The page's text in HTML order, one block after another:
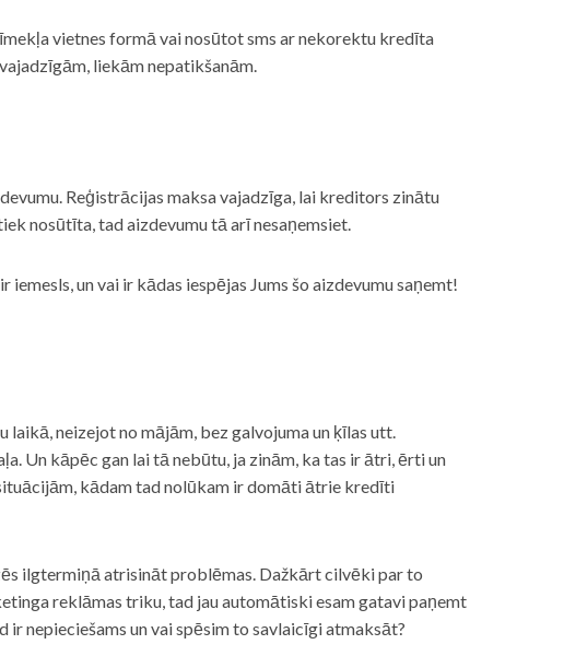
vietnes formā vai nosūtot sms ar nekorektu kredīta
liekām nepatikšanām.
Reģistrācijas maksa vajadzīga, lai kreditors zinātu
nosūtīta, tad aizdevumu tā arī nesaņemsiet.
un vai ir kādas iespējas Jums šo aizdevumu saņemt!
laikā, neizejot no mājām, bez galvojuma un ķīlas utt.
Un kāpēc gan lai tā nebūtu, ja zinām, ka tas ir ātri, ērti un
kādam tad nolūkam ir domāti ātrie kredīti
ilgtermiņā atrisināt problēmas. Dažkārt cilvēki par to
reklāmas triku, tad jau automātiski esam gatavi paņemt
nepieciešams un vai spēsim to savlaicīgi atmaksāt?